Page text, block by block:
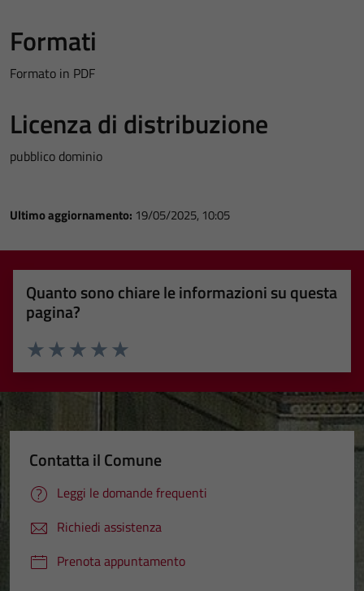
Formati
Formato in PDF
Licenza di distribuzione
pubblico dominio
Ultimo aggiornamento: 19/05/2025, 10:05
Quanto sono chiare le informazioni su questa
pagina?
Valuta 5 stelle su 5
Valuta 4 stelle su 5
Valuta 3 stelle su 5
Valuta 2 stelle su 5
Valuta 1 stelle su 5
Contatta il Comune
Leggi le domande frequenti
Richiedi assistenza
Prenota appuntamento